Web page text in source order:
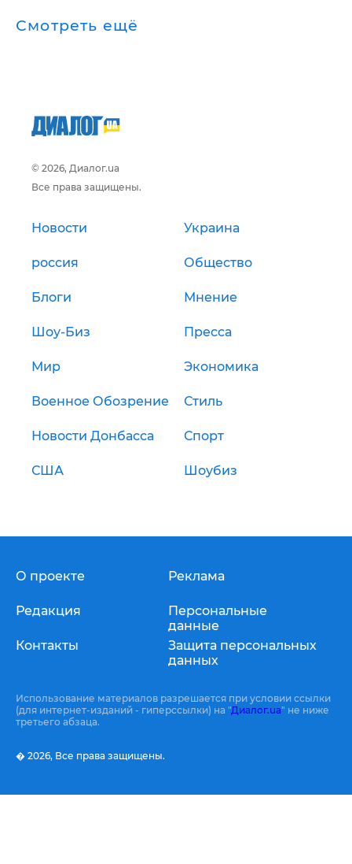
Смотреть ещё
© 2026, Диалог.ua
Все права защищены.
Новости Украина
россия Общество
Блоги Мнение
Шоу-Биз Пресса
Мир Экономика
Военное Обозрение Стиль
Новости Донбасса Спорт
США Шоубиз
О проекте
Редакция
Контакты
Реклама
Персональные
данные
Защита персональных
данных
Использование материалов разрешается при условии ссылки
(для интернет-изданий - гиперссылки) на "Диалог.ua" не ниже
третьего абзаца.
� 2026, Все права защищены.